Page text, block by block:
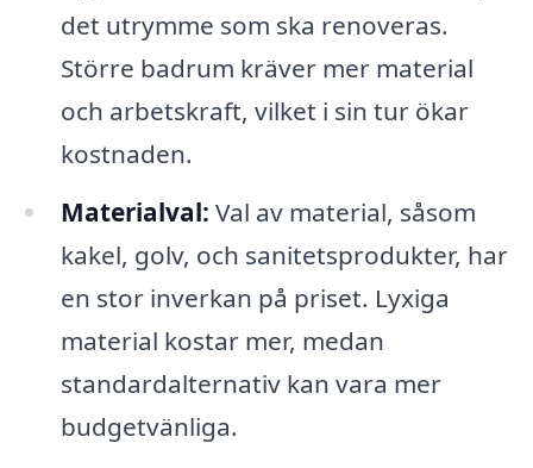
det utrymme som ska renoveras.
Större badrum kräver mer material
och arbetskraft, vilket i sin tur ökar
kostnaden.
Materialval: Val av material, såsom
kakel, golv, och sanitetsprodukter, har
en stor inverkan på priset. Lyxiga
material kostar mer, medan
standardalternativ kan vara mer
budgetvänliga.